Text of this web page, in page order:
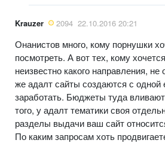
Krauzer 2094 22.10.2016 20:21
Онанистов много, кому порнушки
посмотреть. А вот тех, кому
неизвестно какого направления,
же адалт сайты создаются с
заработать. Бюджеты туда
того, у адалт тематики своя
разделы выдачи ваш сайт
По каким запросам хоть